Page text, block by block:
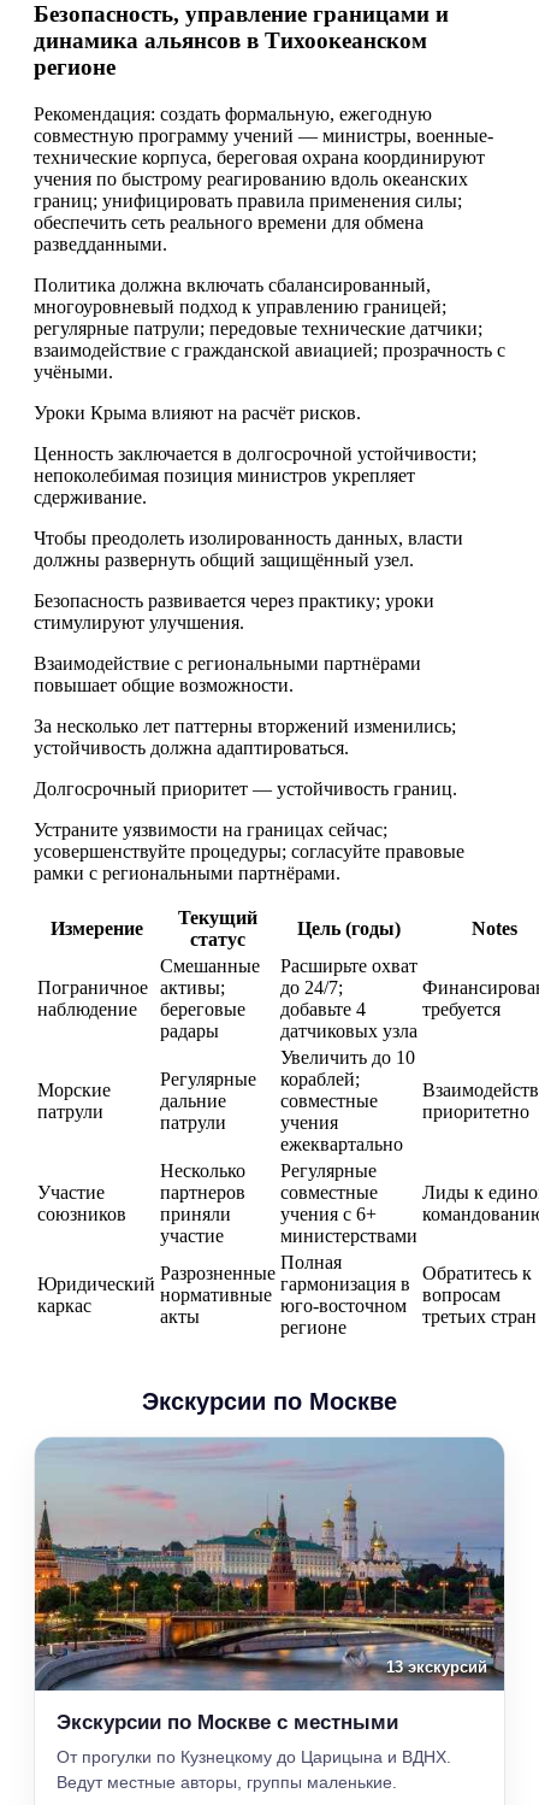
Безопасность, управление границами и
динамика альянсов в Тихоокеанском
регионе
Рекомендация: создать формальную, ежегодную
совместную программу учений — министры, военные-
технические корпуса, береговая охрана координируют
учения по быстрому реагированию вдоль океанских
границ; унифицировать правила применения силы;
обеспечить сеть реального времени для обмена
разведданными.
Политика должна включать сбалансированный,
многоуровневый подход к управлению границей;
регулярные патрули; передовые технические датчики;
взаимодействие с гражданской авиацией; прозрачность с
учёными.
Уроки Крыма влияют на расчёт рисков.
Ценность заключается в долгосрочной устойчивости;
непоколебимая позиция министров укрепляет
сдерживание.
Чтобы преодолеть изолированность данных, власти
должны развернуть общий защищённый узел.
Безопасность развивается через практику; уроки
стимулируют улучшения.
Взаимодействие с региональными партнёрами
повышает общие возможности.
За несколько лет паттерны вторжений изменились;
устойчивость должна адаптироваться.
Долгосрочный приоритет — устойчивость границ.
Устраните уязвимости на границах сейчас;
усовершенствуйте процедуры; согласуйте правовые
рамки с региональными партнёрами.
Измерение
Текущий
статус
Цель (годы) Notes
Пограничное
наблюдение
Смешанные
активы;
береговые
радары
Расширьте охват
до 24/7;
добавьте 4
датчиковых узла
требуется
Морские
патрули
Регулярные
дальние
патрули
Увеличить до 10
кораблей;
совместные
учения
ежеквартально
приоритетно
Участие
союзников
Несколько
партнеров
приняли
участие
Регулярные
совместные
учения с 6+
министерствами
Лиды к
Юридический
каркас
Разрозненные
нормативные
акты
Полная
гармонизация в
юго-восточном
регионе
Обратитесь к
вопросам
третьих стран
Экскурсии по Москве
13 экскурсий
Экскурсии по Москве с местными
От прогулки по Кузнецкому до Царицына и ВДНХ.
Ведут местные авторы, группы маленькие.